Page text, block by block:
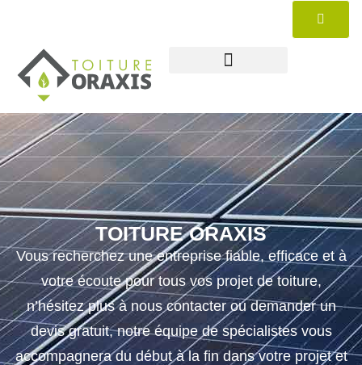
TOITURE ORAXIS
Vous recherchez une entreprise fiable, efficace et à
votre écoute pour tous vos projet de toiture,
n’hésitez plus à nous contacter ou demander un
devis gratuit, notre équipe de spécialistes vous
accompagnera du début à la fin dans votre projet et